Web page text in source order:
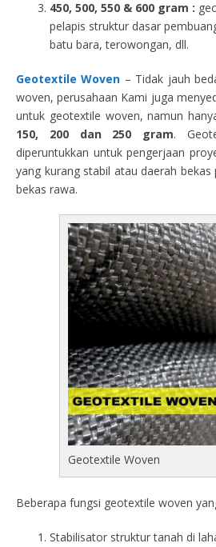
450, 500, 550 & 600 gram :
pelapis struktur dasar
batu bara, terowongan, dll.
Geotextile Woven – Tidak jauh
woven, perusahaan Kami juga
untuk geotextile woven, namun
150, 200 dan 250 gram.
diperuntukkan untuk pengerjaan
yang kurang stabil atau daerah
bekas rawa.
Geotextile Woven
Beberapa fungsi geotextile woven
Stabilisator struktur tanah di